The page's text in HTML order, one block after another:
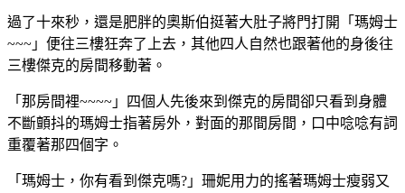
過了十來秒，還是肥胖的奧斯伯挺著大肚子將門打開「瑪姆士
~~~」便往三樓狂奔了上去，其他四人自然也跟著他的身後往
三樓傑克的房間移動著。
「那房間裡~~~~」四個人先後來到傑克的房間卻只看到身體
不斷顫抖的瑪姆士指著房外，對面的那間房間，口中唸唸有詞
重覆著那四個字。
「瑪姆士，你有看到傑克嗎?」珊妮用力的搖著瑪姆士瘦弱又